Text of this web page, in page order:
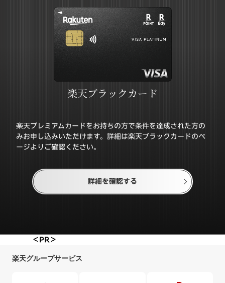
楽天ブラックカード
楽天プレミアムカードをお持ちの方で条件を達成された方の
みお申し込みいただけます。詳細は楽天ブラックカードのペ
ージよりご確認ください。
詳細を確認する
＜PR＞
楽天グループサービス